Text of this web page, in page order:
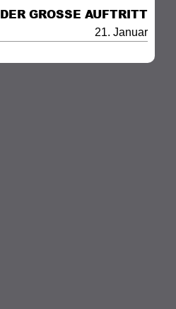
DER GROSSE AUFTRITT
21. Januar